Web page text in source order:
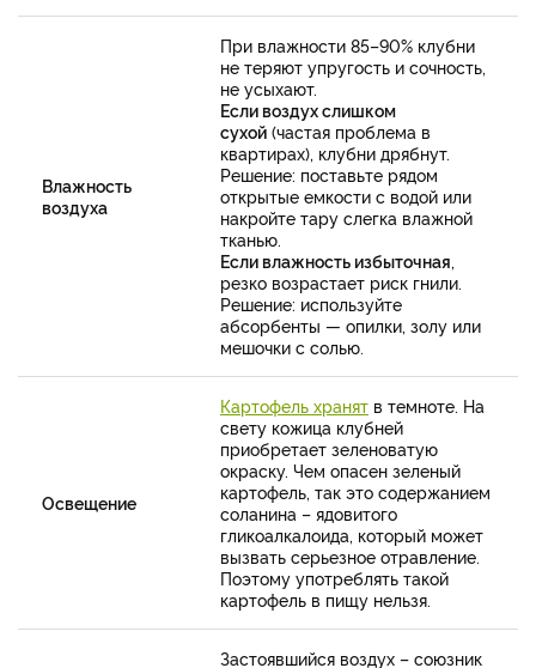
Влажность
воздуха
При влажности 85–90% клубни
не теряют упругость и сочность,
не усыхают.
Если воздух слишком
сухой (частая проблема в
квартирах), клубни дрябнут.
Решение: поставьте рядом
открытые емкости с водой или
накройте тару слегка влажной
тканью.
Если влажность избыточная,
резко возрастает риск гнили.
Решение: используйте
абсорбенты — опилки, золу или
мешочки с солью.
Освещение
Картофель хранят в темноте. На
свету кожица клубней
приобретает зеленоватую
окраску. Чем опасен зеленый
картофель, так это содержанием
соланина – ядовитого
гликоалкалоида, который может
вызвать серьезное отравление.
Поэтому употреблять такой
картофель в пищу нельзя.
Застоявшийся воздух – союзник